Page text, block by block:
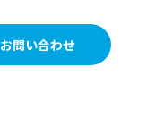
お問い合わせ